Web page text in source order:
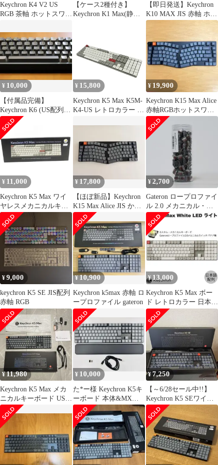
Keychron K4 V2 US
RGB 茶軸 ホットスワッ
【ケース2種付き】
Keychron K1 Max(静音
【即日発送】Keychron
K10 MAX JIS 赤軸 ホッ
トスワップ対応
¥ 10,000
【付属品完備】
Keychron K6 (US配列/
茶軸/アルミ) ＋ 専用ケ
ース
¥ 15,800
Keychron K5 Max K5M-
K4-US レトロカラー ワ
¥ 19,900
Keychron K15 Max Alice
赤軸RGBホットスワッ
プ 新品同様
¥ 11,000
Keychron K5 Max ワイ
ヤレスメカニカルキー
ボード US配列 ※中古
美品
¥17,800
【ほぼ新品】Keychron
K15 Max Alice JIS かな
なし 茶軸
¥2,700
Gateron ロープロファイ
ル 2.0 メカニカル・ス
イッチ 茶軸 110個入
¥9,000
keychron K5 SE JIS配列
赤軸 RGB
¥10,900
Keychron k5max 赤軸 ロ
ープロファイル gateron
¥ 13,000
Keychron K5 Max ボー
ド レトロカラー 日本語
配列 バナナ軸
¥11,980
Keychron K5 Max メカ
ニカルキーボード US配
列
¥ 10,000
た*ー様 Keychron K5キ
ーボード 本体&MXパ
ームレスト
¥7,250
【～6/28セール中!!】
Keychron K5 SEワイヤ
レスキーボード